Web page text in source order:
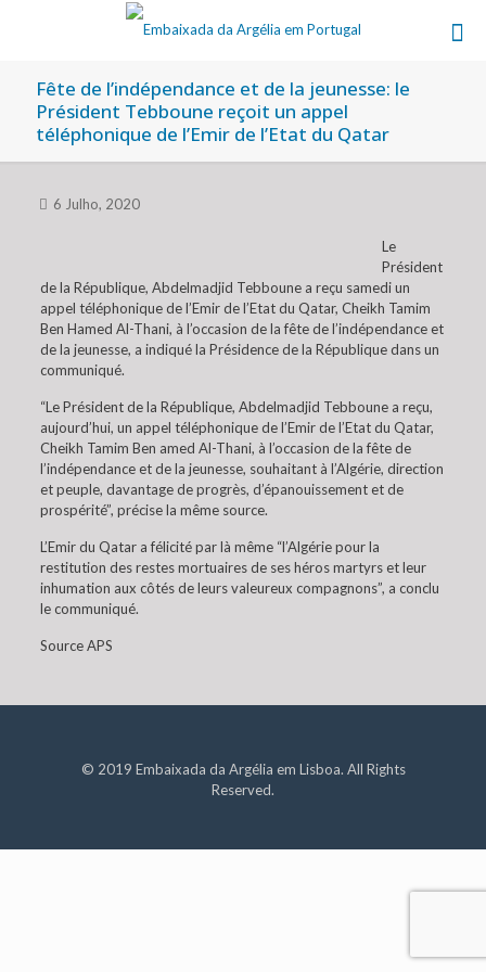
Fête de l’indépendance et de la jeunesse: le
Président Tebboune reçoit un appel
téléphonique de l’Emir de l’Etat du Qatar
6 Julho, 2020
Le
Président
de la République, Abdelmadjid Tebboune a reçu samedi un
appel téléphonique de l’Emir de l’Etat du Qatar, Cheikh Tamim
Ben Hamed Al-Thani, à l’occasion de la fête de l’indépendance et
de la jeunesse, a indiqué la Présidence de la République dans un
communiqué.
“Le Président de la République, Abdelmadjid Tebboune a reçu,
aujourd’hui, un appel téléphonique de l’Emir de l’Etat du Qatar,
Cheikh Tamim Ben amed Al-Thani, à l’occasion de la fête de
l’indépendance et de la jeunesse, souhaitant à l’Algérie, direction
et peuple, davantage de progrès, d’épanouissement et de
prospérité”, précise la même source.
L’Emir du Qatar a félicité par là même “l’Algérie pour la
restitution des restes mortuaires de ses héros martyrs et leur
inhumation aux côtés de leurs valeureux compagnons”, a conclu
le communiqué.
Source APS
© 2019 Embaixada da Argélia em Lisboa. All Rights
Reserved.